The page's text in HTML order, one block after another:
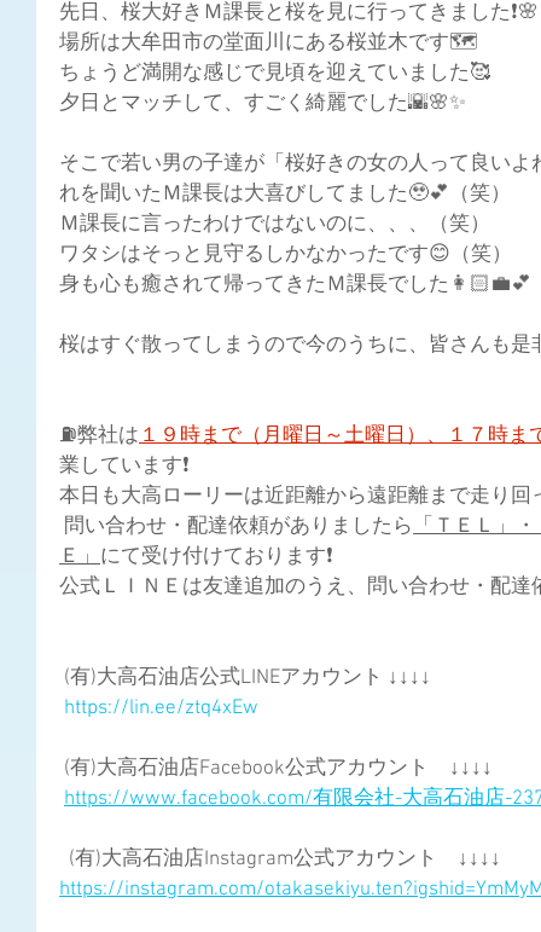
先日、桜大好きＭ課長と桜を見に行ってきました❗🌸
場所は大牟田市の堂面川にある桜並木です🗺️
ちょうど満開な感じで見頃を迎えていました🥰
夕日とマッチして、すごく綺麗でした🌇🌸✨
そこで若い男の子達が「桜好きの女の人って良い
れを聞いたＭ課長は大喜びしてました🥹💕（笑）
Ｍ課長に言ったわけではないのに、、、（笑）
ワタシはそっと見守るしかなかったです😊（笑）
身も心も癒されて帰ってきたＭ課長でした👩🏻‍💼💕
桜はすぐ散ってしまうので今のうちに、皆さんも
⛽弊社は１９時まで（月曜日～土曜日）、１７時ま
業しています❗
本日も大高ローリーは近距離から遠距離まで走り回
問い合わせ・配達依頼がありましたら「ＴＥＬ」
Ｅ」にて受け付けております❗
公式ＬＩＮＥは友達追加のうえ、問い合わせ・配
(有)大高石油店公式LINEアカウント ↓↓↓↓
https://lin.ee/ztq4xEw
(有)大高石油店Facebook公式アカウント　↓↓↓↓
https://www.facebook.com/有限会社-大高石油店-
  (有)大高石油店Instagram公式アカウント　↓↓↓↓
https://instagram.com/